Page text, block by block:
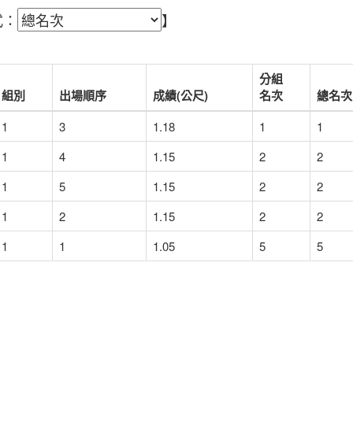
】
組別 出場順序 成績(公尺)
分組
名次
總名次
1 3 1.18 1 1
1 4 1.15 2 2
1 5 1.15 2 2
1 2 1.15 2 2
1 1 1.05 5 5